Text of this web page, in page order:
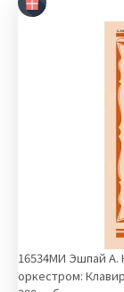
16534МИ Эшпай А.
оркестром: